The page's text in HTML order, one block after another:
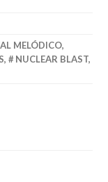
MELÓDICO,
, NUCLEAR BLAST,